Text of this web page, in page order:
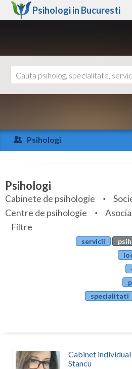
Psihologi in Bucuresti
Arad
Arges
Bihor
Bistrita-Nasaud
Botosani
Calarasi
Caras-Severin
Ajutor
Psihologi
Specialitati
Servicii
Articole
Psihologi
Cabinete de psihologie
Centre de psihologie
Filtre
servicii
specialitati
Cabinet
Stancu